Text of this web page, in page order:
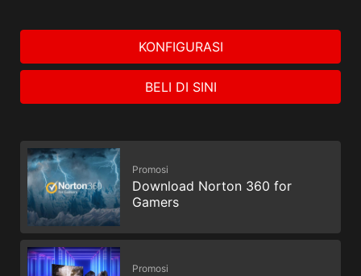
KONFIGURASI
BELI DI SINI
Promosi
Download Norton 360 for
Gamers
Promosi